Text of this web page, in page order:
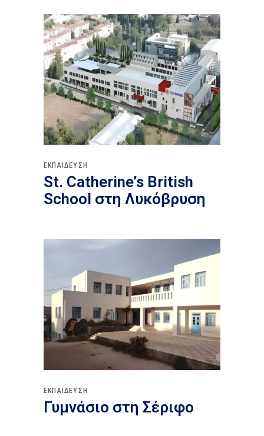
ΕΚΠΑΙΔΕΥΣΗ
St. Catherine’s British
School στη Λυκόβρυση
ΕΚΠΑΙΔΕΥΣΗ
Γυμνάσιο στη Σέριφο